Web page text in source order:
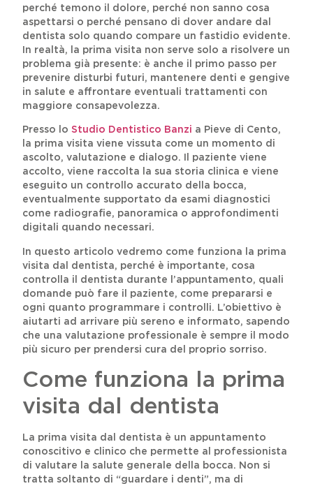
perché temono il dolore, perché non sanno cosa
aspettarsi o perché pensano di dover andare dal
dentista solo quando compare un fastidio evidente.
In realtà, la prima visita non serve solo a risolvere un
problema già presente: è anche il primo passo per
prevenire disturbi futuri, mantenere denti e gengive
in salute e affrontare eventuali trattamenti con
maggiore consapevolezza.
Presso lo Studio Dentistico Banzi a Pieve di Cento,
la prima visita viene vissuta come un momento di
ascolto, valutazione e dialogo. Il paziente viene
accolto, viene raccolta la sua storia clinica e viene
eseguito un controllo accurato della bocca,
eventualmente supportato da esami diagnostici
come radiografie, panoramica o approfondimenti
digitali quando necessari.
In questo articolo vedremo come funziona la prima
visita dal dentista, perché è importante, cosa
controlla il dentista durante l’appuntamento, quali
domande può fare il paziente, come prepararsi e
ogni quanto programmare i controlli. L’obiettivo è
aiutarti ad arrivare più sereno e informato, sapendo
che una valutazione professionale è sempre il modo
più sicuro per prendersi cura del proprio sorriso.
Come funziona la prima
visita dal dentista
La prima visita dal dentista è un appuntamento
conoscitivo e clinico che permette al professionista
di valutare la salute generale della bocca. Non si
tratta soltanto di “guardare i denti”, ma di